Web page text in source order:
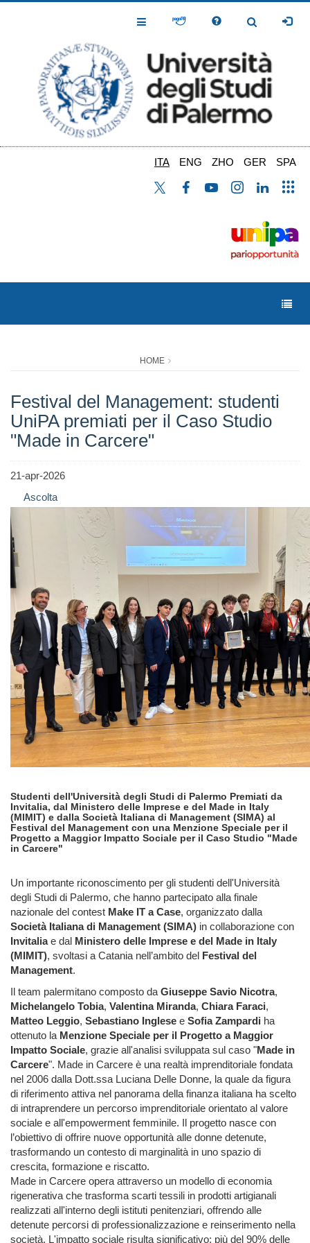
Toggle
Toggle
ITA ENG ZHO GER SPA
HOME
Festival del Management: studenti
UniPA premiati per il Caso Studio
"Made in Carcere"
21-apr-2026
Ascolta
Studenti dell'Università degli Studi di Palermo Premiati da
Invitalia, dal Ministero delle Imprese e del Made in Italy
(MIMIT) e dalla Società Italiana di Management (SIMA) al
Festival del Management con una Menzione Speciale per il
Progetto a Maggior Impatto Sociale per il Caso Studio "Made
in Carcere"
Un importante riconoscimento per gli studenti dell'Università
degli Studi di Palermo, che hanno partecipato alla finale
nazionale del contest Make IT a Case, organizzato dalla
Società Italiana di Management (SIMA) in collaborazione con
Invitaliae dal Ministero delle Imprese e del Made in Italy
(MIMIT), svoltasi a Catania nell’ambito del Festival del
Management.
Il team palermitano composto daGiuseppe Savio Nicotra,
Michelangelo Tobia, Valentina Miranda, Chiara Faraci,
Matteo Leggio, Sebastiano Inglese e Sofia Zampardi ha
ottenuto la Menzione Speciale per il Progetto a Maggior
Impatto Sociale, grazie all'analisi sviluppata sul caso "Made in
Carcere". Made in Carcere è una realtà imprenditoriale fondata
nel 2006 dalla Dott.ssa Luciana Delle Donne, la quale da figura
di riferimento attiva nel panorama della finanza italiana ha scelto
di intraprendere un percorso imprenditoriale orientato al valore
sociale e all'empowerment femminile. Il progetto nasce con
l’obiettivo di offrire nuove opportunità alle donne detenute,
trasformando un contesto di marginalità in uno spazio di
crescita, formazione e riscatto.
Made in Carcere opera attraverso un modello di economia
rigenerativa che trasforma scarti tessili in prodotti artigianali
realizzati all'interno degli istituti penitenziari, offrendo alle
detenute percorsi di professionalizzazione e reinserimento nella
società. L'impatto sociale risulta significativo: più del 90% delle